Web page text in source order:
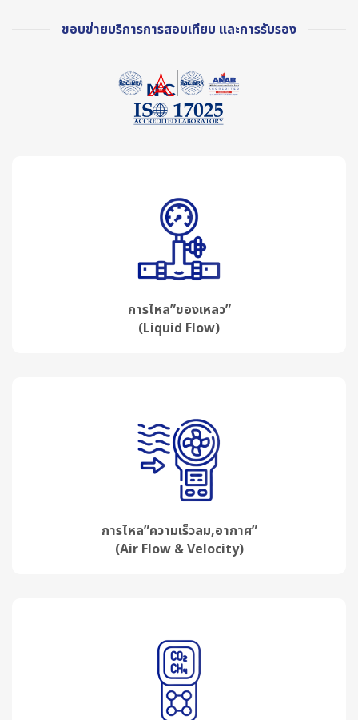
ขอบข่ายบริการการสอบเทียบ และการรับรอง
การไหล”ของเหลว”
(Liquid Flow)
การไหล”ความเร็วลม,อากาศ”
(Air Flow & Velocity)